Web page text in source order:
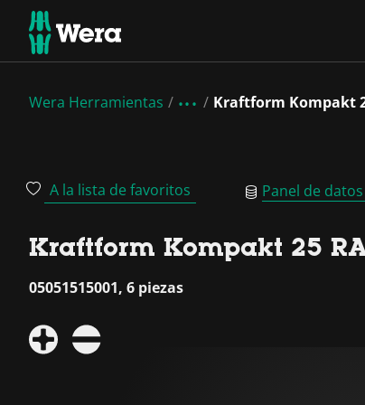
Wera Herramientas Kraftform Kompakt
A la lista de favoritos Panel de
Kraftform Kompakt 25
05051515001, 6 piezas